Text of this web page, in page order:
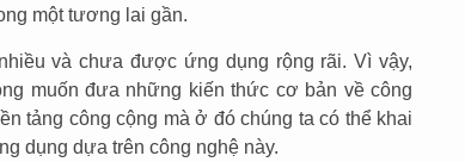
một tương lai gần.
và chưa được ứng dụng rộng rãi. Vì vậy,
muốn đưa những kiến thức cơ bản về công
tảng công cộng mà ở đó chúng ta có thể khai
dụng dựa trên công nghệ này.